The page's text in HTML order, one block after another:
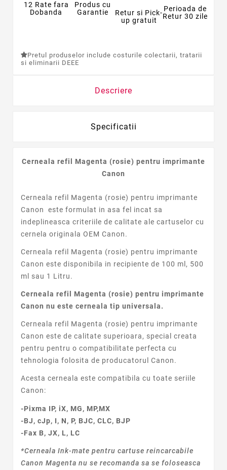
12 Rate fara
Dobanda
Produs cu
Garantie
Retur si Pick-
up gratuit
Perioada de
Retur 30 zile
Pretul produselor include costurile colectarii, tratarii
si eliminarii DEEE
Descriere
Specificatii
Cerneala refil Magenta (rosie) pentru imprimante
Canon
Cerneala refil Magenta (rosie) pentru imprimante
Canon
este formulat in asa fel incat sa
indeplineasca criteriile de calitate ale cartuselor cu
cernela originala OEM Canon.
Cerneala refil Magenta (rosie) pentru imprimante
Canon este disponibila in recipiente de 100 ml, 500
ml sau 1 Litru.
Cerneala refil Magenta (rosie) pentru imprimante
Canon nu este cerneala tip universala.
Cerneala refil Magenta (rosie) pentru imprimante
Canon este de calitate superioara, special creata
pentru pentru o compatibilitate perfecta cu
tehnologia folosita de producatorul Canon.
Acesta cerneala este compatibila cu toate seriile
Canon:
-Pixma IP, iX, MG, MP,MX
-BJ, cJp, I, N, P, BJC, CLC, BJP
-Fax B, JX, L, LC
*Cerneala Ink-mate pentru cartuse reincarcabile
Canon Magenta nu se recomanda sa se foloseasca